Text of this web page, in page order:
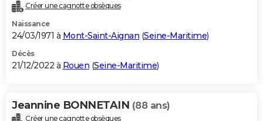
Créer une cagnotte obsèques
Naissance
24/03/1971 à Mont-Saint-Aignan (Seine-Maritime)
Décès
21/12/2022 à Rouen (Seine-Maritime)
Jeannine BONNETAIN (88 ans)
Créer une cagnotte obsèques